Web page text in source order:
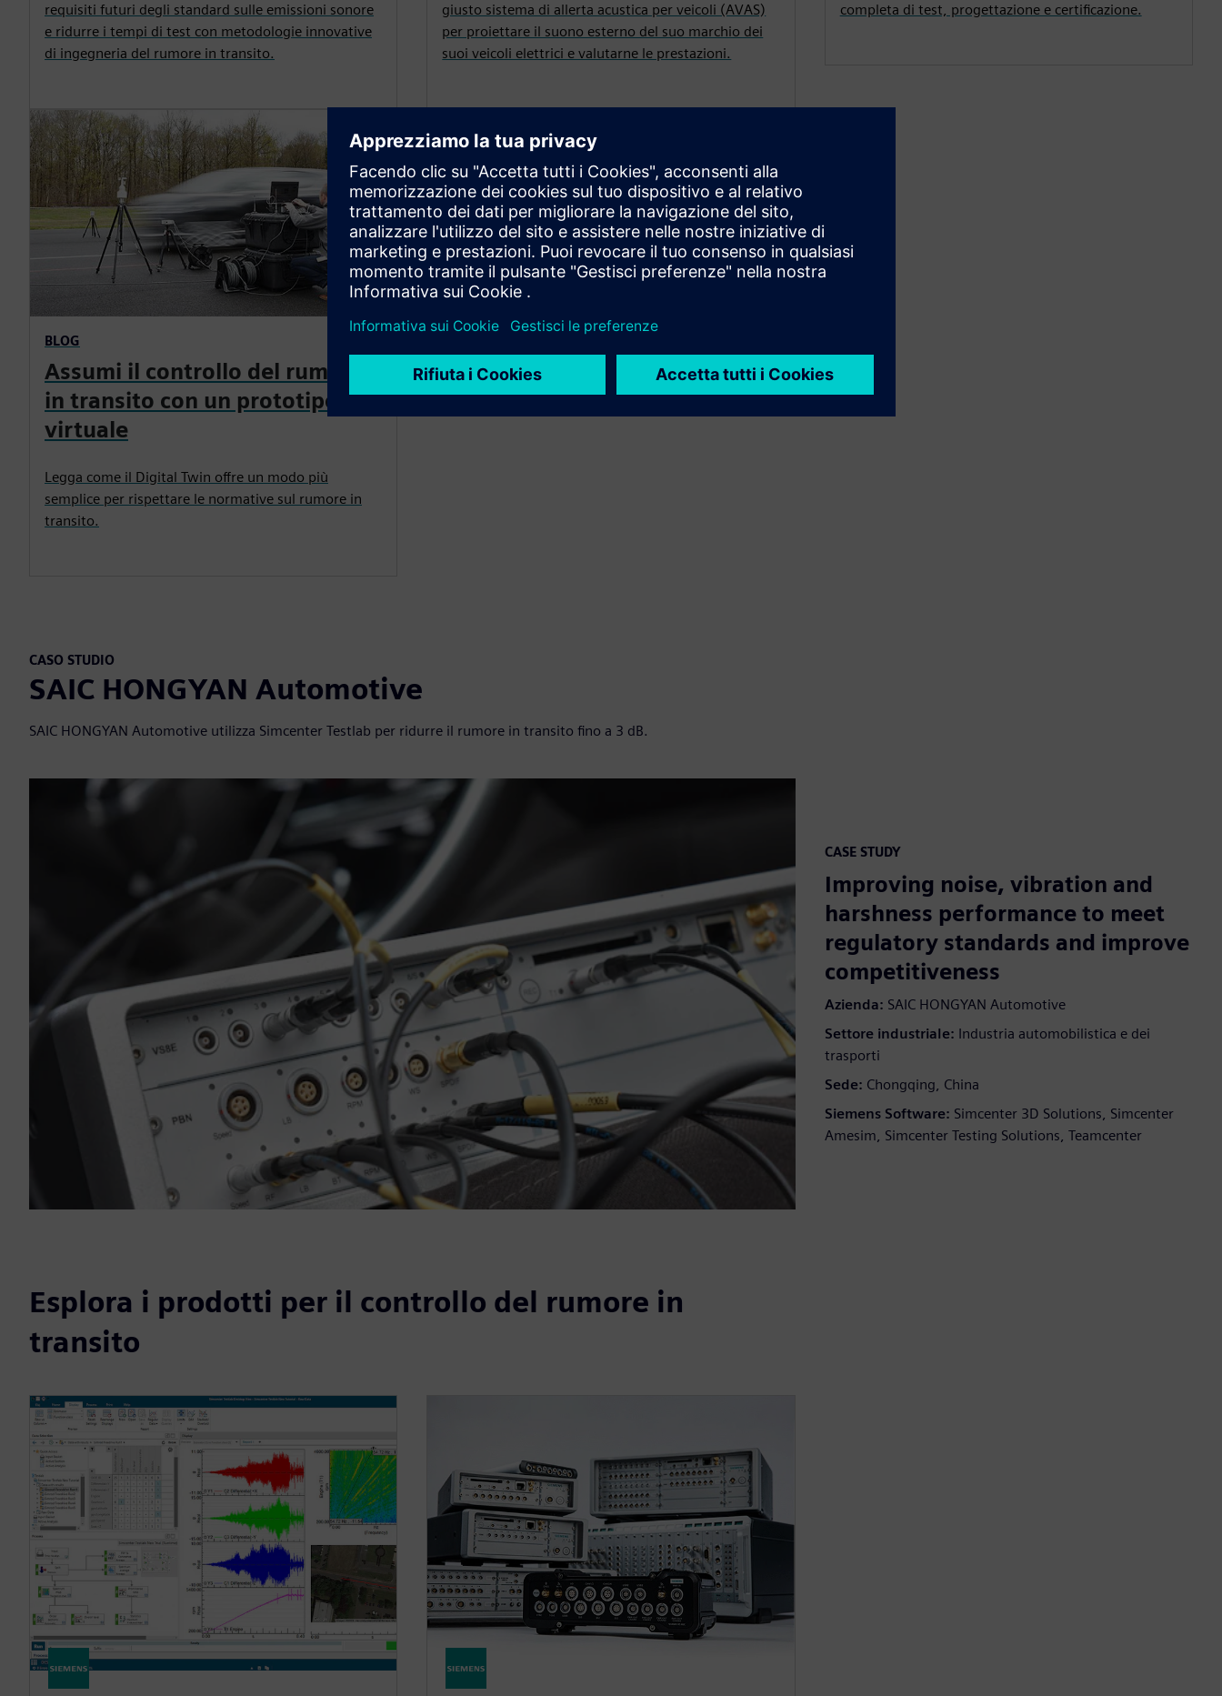
requisiti futuri degli standard sulle emissioni sonore
e ridurre i tempi di test con metodologie innovative
di ingegneria del rumore in transito.
giusto sistema di allerta acustica per veicoli (AVAS)
per proiettare il suono esterno del suo marchio dei
suoi veicoli elettrici e valutarne le prestazioni.
completa di test, progettazione e certificazione.
BLOG
Assumi il controllo del rumore
in transito con un prototipo
virtuale
Legga come il Digital Twin offre un modo più
semplice per rispettare le normative sul rumore in
transito.
CASO STUDIO
SAIC HONGYAN Automotive
SAIC HONGYAN Automotive utilizza Simcenter Testlab per ridurre il rumore in transito fino a 3 dB.
CASE STUDY
Improving noise, vibration and
harshness performance to meet
regulatory standards and improve
competitiveness
Azienda: SAIC HONGYAN Automotive
Settore industriale: Industria automobilistica e dei
trasporti
Sede: Chongqing, China
Siemens Software: Simcenter 3D Solutions, Simcenter
Amesim, Simcenter Testing Solutions, Teamcenter
Esplora i prodotti per il controllo del rumore in
transito